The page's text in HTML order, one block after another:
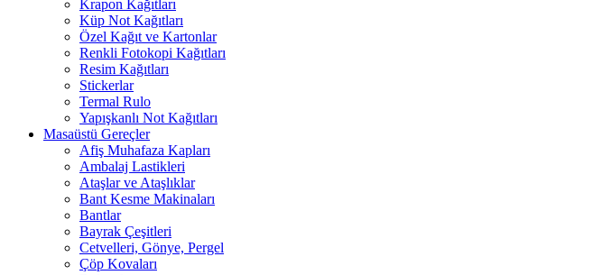
Krapon Kağıtları
Küp Not Kağıtları
Özel Kağıt ve Kartonlar
Renkli Fotokopi Kağıtları
Resim Kağıtları
Stickerlar
Termal Rulo
Yapışkanlı Not Kağıtları
Masaüstü Gereçler
Afiş Muhafaza Kapları
Ambalaj Lastikleri
Ataşlar ve Ataşlıklar
Bant Kesme Makinaları
Bantlar
Bayrak Çeşitleri
Cetvelleri, Gönye, Pergel
Çöp Kovaları